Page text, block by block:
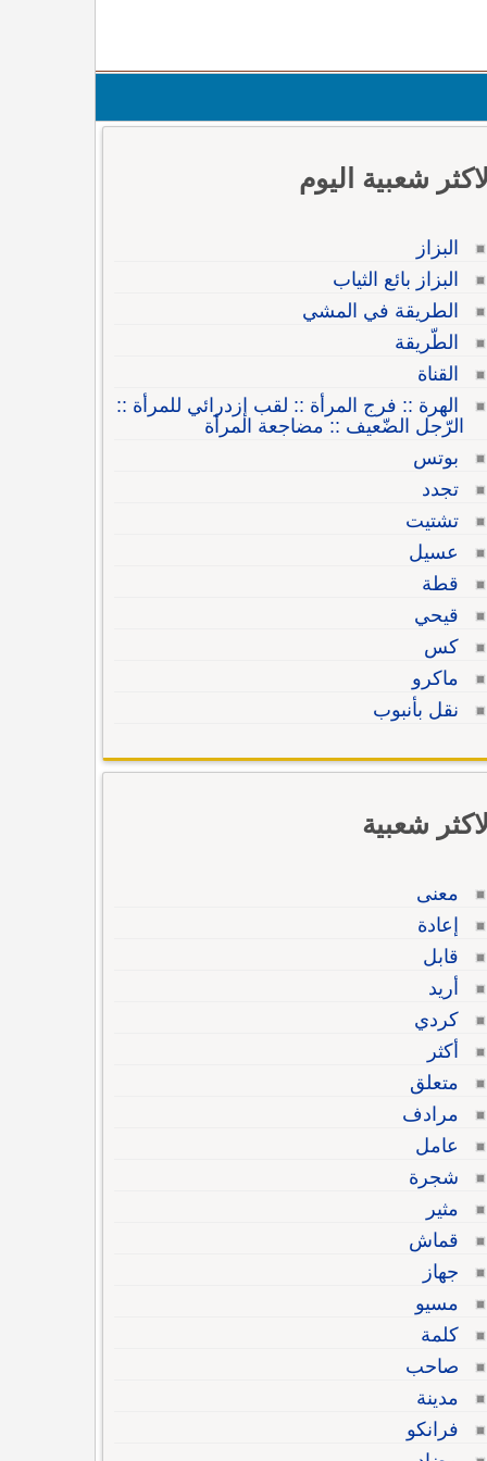
الاكثر شعبية اليوم
البزاز
البزاز بائع الثياب
الطريقة في المشي
الطّريقة
القناة
الهرة :: فرج المرأة :: لقب إزدرائي للمرأة ::
الرّجل الضّعيف :: مضاجعة المرأة
بوتس
تجدد
تشتيت
عسيل
قطة
قيحي
كس
ماكرو
نقل بأنبوب
الاكثر شعبية
معنى
إعادة
قابل
أريد
كردي
أكثر
متعلق
مرادف
عامل
شجرة
مثير
قماش
جهاز
مسيو
كلمة
صاحب
مدينة
فرانكو